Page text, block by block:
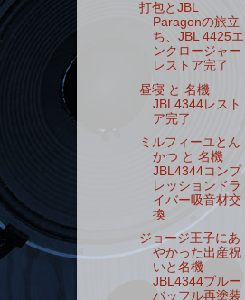
打包とJBL
Paragonの旅立
ち、JBL 4425エ
ンクロージャー
レストア完了
昼寝 と 名機
JBL4344レスト
ア完了
ミルフィーユとん
かつ と 名機
JBL4344コンプ
レッションドラ
イバー吸音材交
換
ジョージ王子にあ
やかった出産祝
いと名機
JBL4344ブルー
バッフル再塗装